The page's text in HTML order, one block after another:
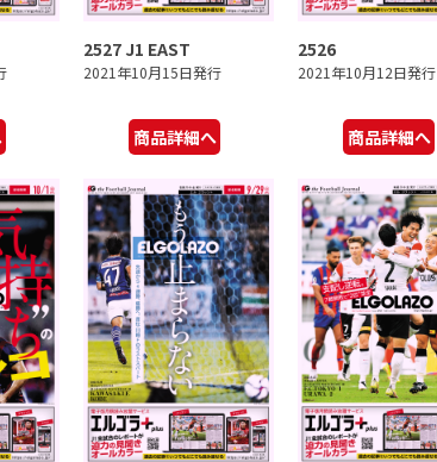
2527 J1 EAST
2021年10月15日発行
商品詳細へ
2526
2021年10月12日発行
商品詳細へ